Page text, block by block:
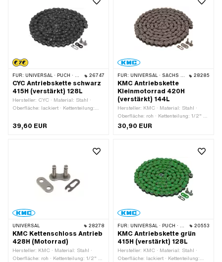
FÜR: UNIVERSAL · PUCH · SACHS · PONY / CILO (BETA 521 & 512) · ZÜNDAPP BELMONDO · TOMOS · BYE BIKE 26747
CYC Antriebskette schwarz
415H (verstärkt) 128L
Hersteller: CYC · Material: Stahl ·
Oberfläche: lackiert · Kettenteilung:
Abrollumfang: 1626 mm · Anzahl
39,60 EUR
FÜR: UNIVERSAL · SACHS · KREIDLER 28285
KMC Antriebskette
Kleinmotorrad 420H
(verstärkt) 144L
Hersteller: KMC · Material: Stahl ·
Oberfläche: roh · Kettenteilung: 1/2" x
1/4" · Kettentyp: 420H · Abrollumfang:
30,90 EUR
UNIVERSAL 28278
KMC Kettenschloss Antrieb
428H (Motorrad)
Hersteller: KMC · Material: Stahl ·
Oberfläche: roh · Kettenteilung: 1/2" x
FÜR: UNIVERSAL · PUCH · SACHS · PONY / CILO (BETA 521 & 512) · ZÜNDAPP BELMONDO · TOMOS · BYE BIKE 20553
KMC Antriebskette grün
415H (verstärkt) 128L
Hersteller: KMC · Material: Stahl ·
Oberfläche: lackiert · Kettenteilung: